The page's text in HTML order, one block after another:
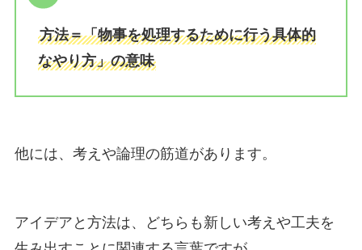
方法＝「物事を処理するために行う具体的
なやり方」の意味
他には、考えや論理の筋道があります。
アイデアと方法は、どちらも新しい考えや工夫を